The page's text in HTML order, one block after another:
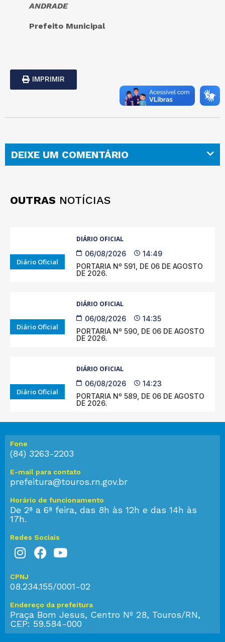
ANDRADE
Prefeito Municipal
IMPRIMIR
DEIXE UM COMENTÁRIO
OUTRAS NOTÍCIAS
Diário Oficial
DIÁRIO OFICIAL
06/08/2026
14:49
PORTARIA Nº 591, DE 06 DE AGOSTO
DE 2026.
Diário Oficial
DIÁRIO OFICIAL
06/08/2026
14:35
PORTARIA Nº 590, DE 06 DE AGOSTO
DE 2026.
Diário Oficial
DIÁRIO OFICIAL
06/08/2026
14:23
PORTARIA Nº 589, DE 06 DE AGOSTO
DE 2026.
Fone
(84) 3263-2203
E-mail para contato
prefeitura@touros.rn.gov.br
Horário de funcionamento
De 2ª a 6ª feira, das 8h às 12h e das 14h às
17h.
Redes Sociais
CPNJ
08.234.155/0001-02
Endereço da prefeitura
Praça Bom Jesus, Centro Nº 28, Touros/RN,
CEP: 59.584-000